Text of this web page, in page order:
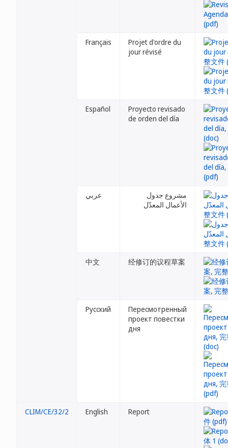
Français
Projet d'ordre du
jour révisé
Español
Proyecto revisado
de orden del día
عربي
مشروع جدول
الأعمال المعدّل
中文 经修订的议程草案
Русский
Пересмотренный
проект повестки
дня
CLIM/CE/32/2 English Report